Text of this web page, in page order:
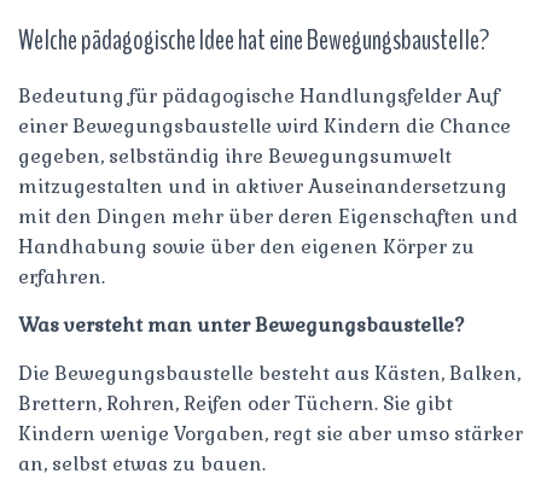
Welche pädagogische Idee hat eine Bewegungsbaustelle?
Bedeutung für pädagogische Handlungsfelder Auf
einer Bewegungsbaustelle wird Kindern die Chance
gegeben, selbständig ihre Bewegungsumwelt
mitzugestalten und in aktiver Auseinandersetzung
mit den Dingen mehr über deren Eigenschaften und
Handhabung sowie über den eigenen Körper zu
erfahren.
Was versteht man unter Bewegungsbaustelle?
Die Bewegungsbaustelle besteht aus Kästen, Balken,
Brettern, Rohren, Reifen oder Tüchern. Sie gibt
Kindern wenige Vorgaben, regt sie aber umso stärker
an, selbst etwas zu bauen.